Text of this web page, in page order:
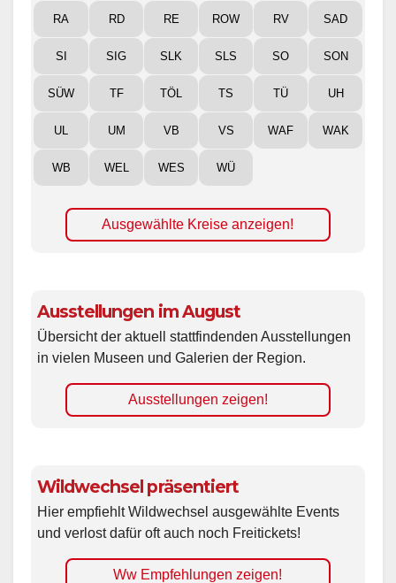
RA RD RE ROW RV SAD
SI SIG SLK SLS SO SON
SÜW TF TÖL TS TÜ UH
UL UM VB VS WAF WAK
WB WEL WES WÜ
Ausgewählte Kreise anzeigen!
Ausstellungen im August
Übersicht der aktuell stattfindenden Ausstellungen
in vielen Museen und Galerien der Region.
Ausstellungen zeigen!
Wildwechsel präsentiert
Hier empfiehlt Wildwechsel ausgewählte Events
und verlost dafür oft auch noch Freitickets!
Ww Empfehlungen zeigen!